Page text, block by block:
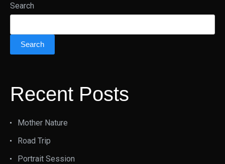
Search
Search
Recent Posts
Mother Nature
Road Trip
Portrait Session